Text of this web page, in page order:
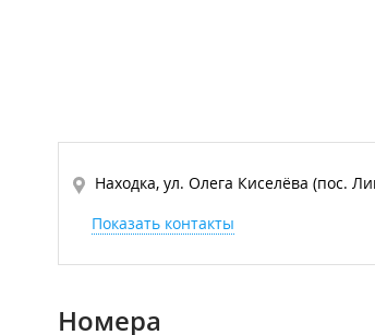
Находка, ул. Олега Киселёва (пос.
Показать контакты
Номера